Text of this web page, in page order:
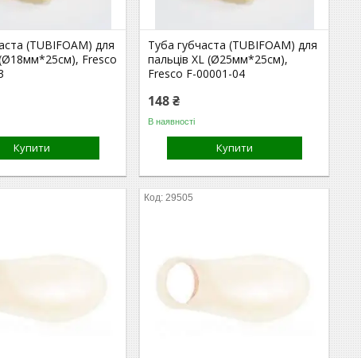
(TUBIFOAM) для
Fresco
Купити
Туба губчаста (TUBIFOAM) для
пальців XL (Ø25мм*25см),
Fresco F-00001-04
148 ₴
В наявності
Купити
29505